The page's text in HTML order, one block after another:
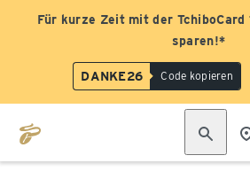
Für kurze Zeit mit der
sparen!*
DANKE26 Code kopieren